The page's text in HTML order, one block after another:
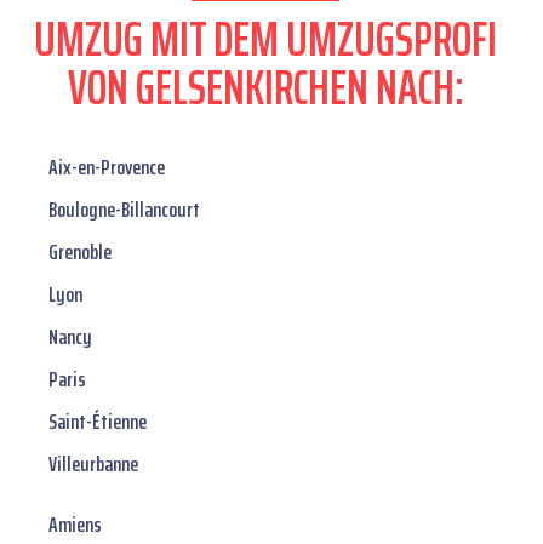
UMZUG MIT DEM UMZUGSPROFI
VON GELSENKIRCHEN NACH:
Aix-en-Provence
Boulogne-Billancourt
Grenoble
Lyon
Nancy
Paris
Saint-Étienne
Villeurbanne
Amiens